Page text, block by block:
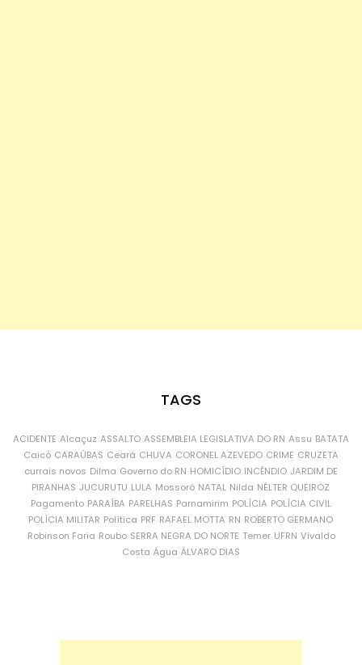
TAGS
ACIDENTE Alcaçuz ASSALTO ASSEMBLEIA LEGISLATIVA DO RN Assu BATATA
Caicó CARAÚBAS Ceará CHUVA CORONEL AZEVEDO CRIME CRUZETA
currais novos Dilma Governo do RN HOMICÍDIO INCÊNDIO JARDIM DE
PIRANHAS JUCURUTU LULA Mossoró NATAL Nilda NÉLTER QUEIROZ
Pagamento PARAÍBA PARELHAS Parnamirim POLÍCIA POLÍCIA CIVIL
POLÍCIA MILITAR Política PRF RAFAEL MOTTA RN ROBERTO GERMANO
Robinson Faria Roubo SERRA NEGRA DO NORTE Temer UFRN Vivaldo
Costa Água ÁLVARO DIAS